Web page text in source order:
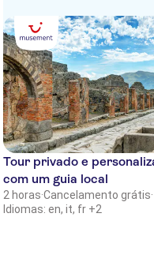
Regal Park Hotel
Major Aventinus
Cardinal Hotel St.
Fragrance Hotel
Ischia Dream
Residence Gocce
Tour privado e
com um guia local
2 horas·Cancelamento grátis·
Idiomas: en, it, fr +2